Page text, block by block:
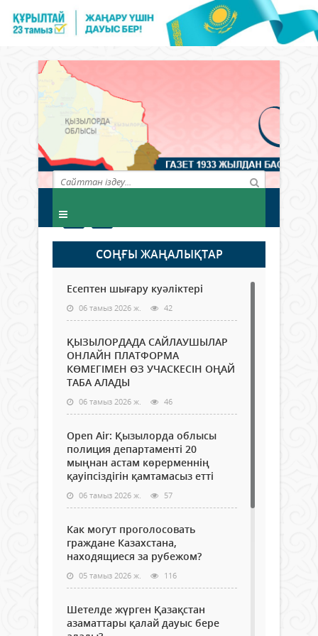
СОҢҒЫ ЖАҢАЛЫҚТАР
Есептен шығару куәліктері
06 тамыз 2026 ж. 42
ҚЫЗЫЛОРДАДА САЙЛАУШЫЛАР
ОНЛАЙН ПЛАТФОРМА
КӨМЕГІМЕН ӨЗ УЧАСКЕСІН ОҢАЙ
ТАБА АЛАДЫ
06 тамыз 2026 ж. 46
Open Air: Қызылорда облысы
полиция департаменті 20
мыңнан астам көрерменнің
қауіпсіздігін қамтамасыз етті
06 тамыз 2026 ж. 57
Как могут проголосовать
граждане Казахстана,
находящиеся за рубежом?
05 тамыз 2026 ж. 116
Шетелде жүрген Қазақстан
азаматтары қалай дауыс бере